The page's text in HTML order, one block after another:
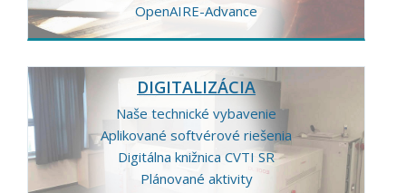
OpenAIRE-Advance
DIGITALIZÁCIA
Naše technické vybavenie
Aplikované softvérové riešenia
Digitálna knižnica CVTI SR
Plánované aktivity